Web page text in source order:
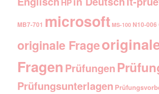
HP
MB7-701 microsoft MS-100 N10-006
originale Frage
Fragen Prüfungen
Prüfungsunterlagen